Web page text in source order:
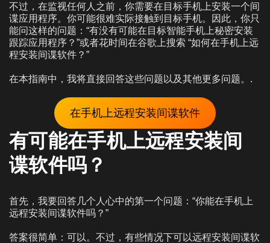
不过，在监视任何人之前，你需要在目标手机上安装一个间
谍应用程序。你可能很难实际接触到目标手机。因此，你只
能问这样的问题：“有没有可能在目标智能手机上秘密安装
跟踪应用程序？”或者花时间在谷歌上搜索 “如何在手机上远
程安装间谍软件？”
在本指南中，我将直接回答这些问题以及其他更多问题。.
在手机上远程安装间谍软件
有可能在手机上远程安装间
谍软件吗？
首先，我要回答几个人心中的第一个问题：“你能在手机上
远程安装间谍软件吗？”
答案很简单：可以。不过，有些情况下可以远程安装间谍软